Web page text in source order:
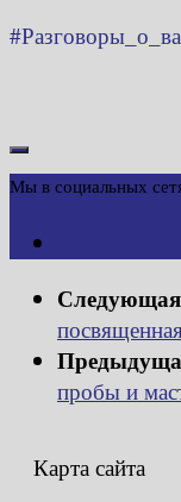
Мы в социальных
пробы и
Карта сайта